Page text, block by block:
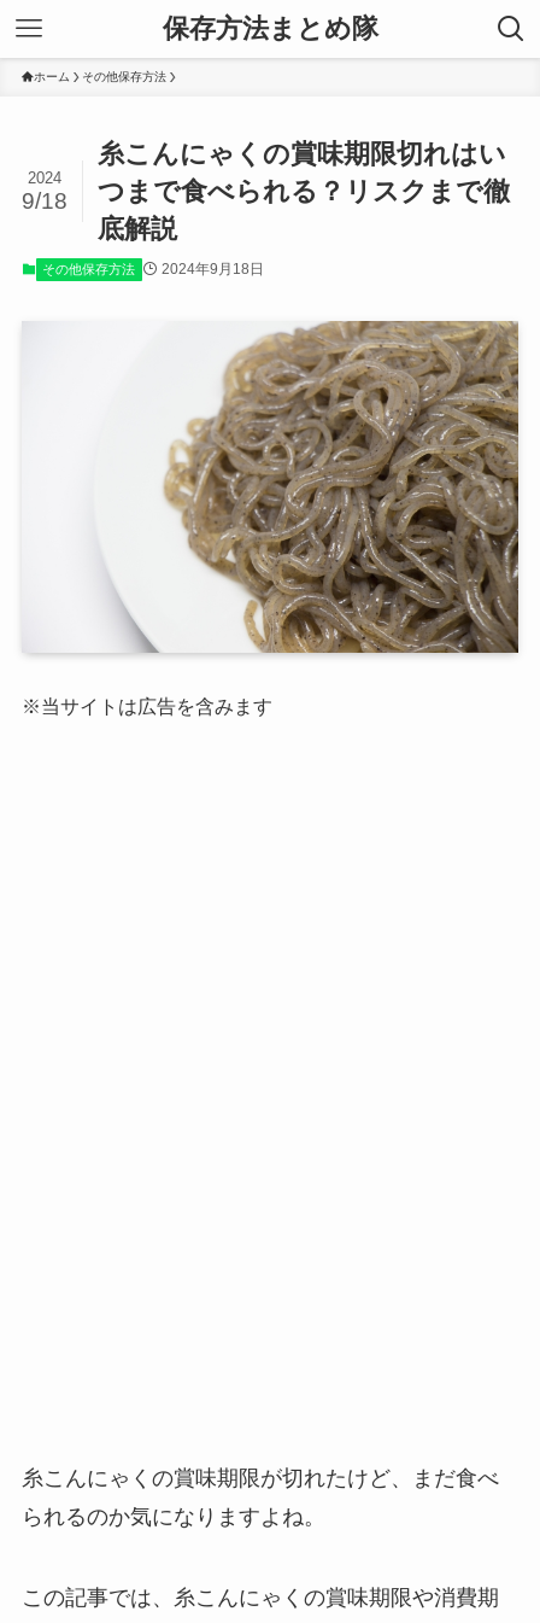
保存方法まとめ隊
ホーム その他保存方法
糸こんにゃくの賞味期限切れはい
つまで食べられる？リスクまで徹
底解説
2024
9/18
その他保存方法 2024年9月18日
※当サイトは広告を含みます
糸こんにゃくの賞味期限が切れたけど、まだ食べ
られるのか気になりますよね。
この記事では、糸こんにゃくの賞味期限や消費期